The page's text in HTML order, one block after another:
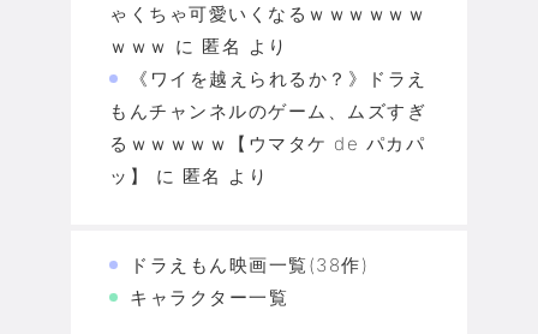
ゃくちゃ可愛いくなるｗｗｗｗｗｗ
ｗｗｗ に 匿名 より
《ワイを越えられるか？》ドラえ
もんチャンネルのゲーム、ムズすぎ
るｗｗｗｗｗ【ウマタケ de パカパ
ッ】
に 匿名 より
ドラえもん映画一覧(38作)
キャラクター一覧